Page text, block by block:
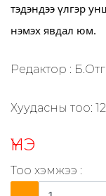
тэдэндээ үлгэр
нэмэх явдал юм.
Редактор :
Хуудасны тоо: 12
ҮНЭ
Тоо хэмжээ :